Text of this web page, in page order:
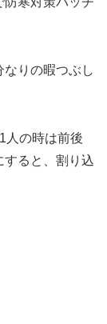
りの暇つぶし
人の時は前後
すると、割り込